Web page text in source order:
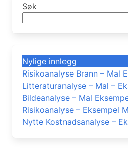
Søk
Nylige innlegg
Risikoanalyse Brann – Mal
Litteraturanalyse – Mal –
Bildeanalyse – Mal
Risikoanalyse – Eksempel
Nytte Kostnadsanalyse –